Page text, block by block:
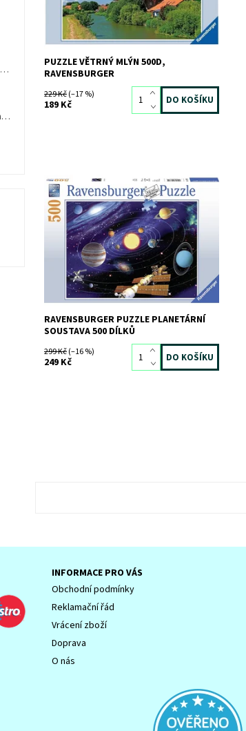
PUZZLE VĚTRNÝ MLÝN 500D,
RAVENSBURGER
229 Kč(–17 %)
189 Kč
Dostupnost: Skladem3 ks
Kód:
7478
Značka:
RAVENSBURGER
RAVENSBURGER PUZZLE PLANETÁRNÍ
SOUSTAVA 500 DÍLKŮ
299 Kč(–16 %)
249 Kč
Ravensburger Puzzle Socha Svobody Noční edice 108 dílků
Bruder 63150 Bworld Vodní skútr Seamaxx s figurkou
INFORMACE PRO VÁS
Obchodní podmínky
Reklamační řád
Vrácení zboží
Doprava
O nás